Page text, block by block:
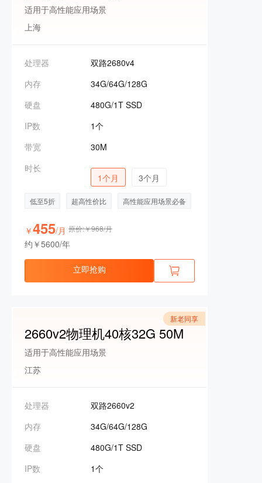
适用于高性能应用场景
上海
处理器
双路2680v4
内存
34G/64G/128G
硬盘
480G/1T SSD
IP数
1个
带宽
30M
时长
1个月
3个月
低至5折 超高性价比 高性能应用场景必备
￥455/月 原价:￥968/月
约￥5600/年
立即抢购
新老同享
2660v2物理机40核32G 50M
适用于高性能应用场景
江苏
处理器
双路2660v2
内存
34G/64G/128G
硬盘
480G/1T SSD
IP数
1个